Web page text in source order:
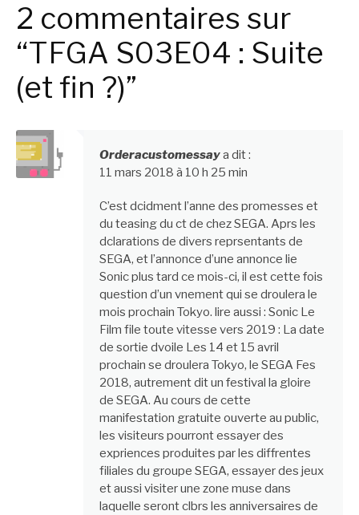
2 commentaires sur
“TFGA S03E04 : Suite
(et fin ?)”
Orderacustomessaya dit :
11 mars 2018 à 10 h 25 min
C’est dcidment l’anne des promesses et
du teasing du ct de chez SEGA. Aprs les
dclarations de divers reprsentants de
SEGA, et l’annonce d’une annonce lie
Sonic plus tard ce mois-ci, il est cette fois
question d’un vnement qui se droulera le
mois prochain Tokyo. lire aussi : Sonic Le
Film file toute vitesse vers 2019 : La date
de sortie dvoile Les 14 et 15 avril
prochain se droulera Tokyo, le SEGA Fes
2018, autrement dit un festival la gloire
de SEGA. Au cours de cette
manifestation gratuite ouverte au public,
les visiteurs pourront essayer des
expriences produites par les diffrentes
filiales du groupe SEGA, essayer des jeux
et aussi visiter une zone muse dans
laquelle seront clbrs les anniversaires de